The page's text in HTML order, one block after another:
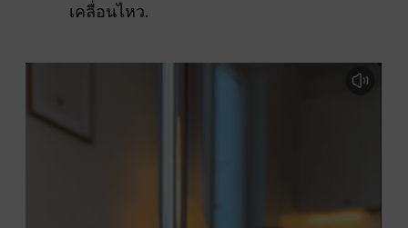
เคลื่อนไหว.